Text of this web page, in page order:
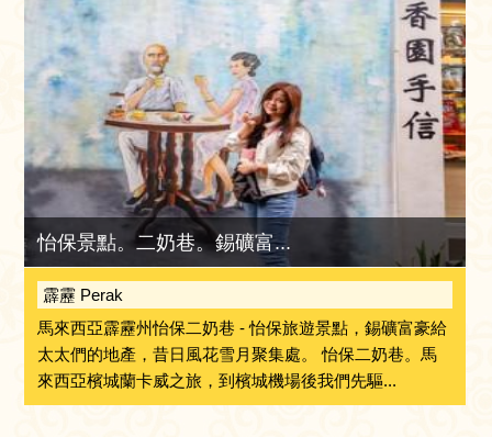
怡保景點。二奶巷。錫礦富...
霹靂 Perak
馬來西亞霹靂州怡保二奶巷 - 怡保旅遊景點，錫礦富豪給
太太們的地產，昔日風花雪月聚集處。 怡保二奶巷。馬
來西亞檳城蘭卡威之旅，到檳城機場後我們先驅...